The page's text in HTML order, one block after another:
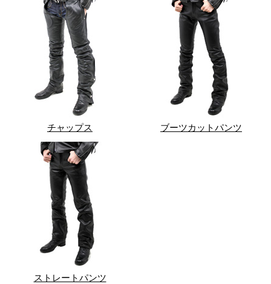
チャップス ブーツカットパンツ
ストレートパンツ